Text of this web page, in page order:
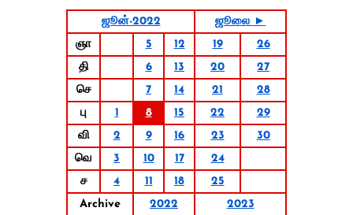
ஜூன்-2022
ஜூலை ►
ஞா
5 12 19
26
தி
6 13 20
27
செ
7 14 21
28
பு
1 8 15 22
29
வி
2 9 16 23
30
வெ
3 10 17
24
ச
4 11 18
25
Archive
2022 2023